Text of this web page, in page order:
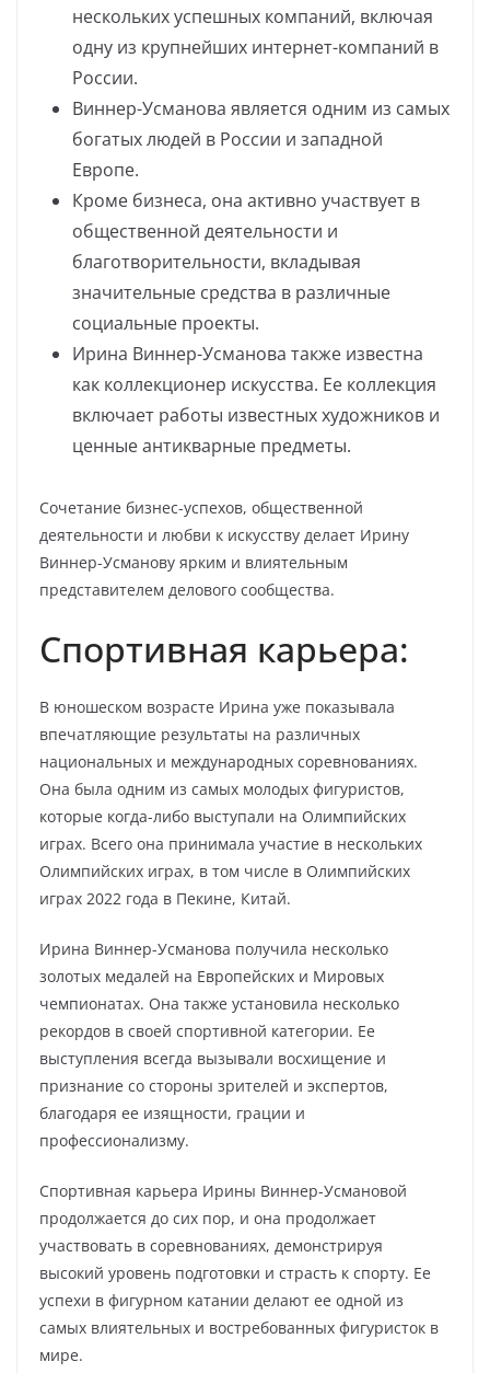
нескольких успешных компаний, включая
одну из крупнейших интернет-компаний в
России.
Виннер-Усманова является одним из самых
богатых людей в России и западной
Европе.
Кроме бизнеса, она активно участвует в
общественной деятельности и
благотворительности, вкладывая
значительные средства в различные
социальные проекты.
Ирина Виннер-Усманова также известна
как коллекционер искусства. Ее коллекция
включает работы известных художников и
ценные антикварные предметы.
Сочетание бизнес-успехов, общественной
деятельности и любви к искусству делает Ирину
Виннер-Усманову ярким и влиятельным
представителем делового сообщества.
Спортивная карьера:
В юношеском возрасте Ирина уже показывала
впечатляющие результаты на различных
национальных и международных соревнованиях.
Она была одним из самых молодых фигуристов,
которые когда-либо выступали на Олимпийских
играх. Всего она принимала участие в нескольких
Олимпийских играх, в том числе в Олимпийских
играх 2022 года в Пекине, Китай.
Ирина Виннер-Усманова получила несколько
золотых медалей на Европейских и Мировых
чемпионатах. Она также установила несколько
рекордов в своей спортивной категории. Ее
выступления всегда вызывали восхищение и
признание со стороны зрителей и экспертов,
благодаря ее изящности, грации и
профессионализму.
Спортивная карьера Ирины Виннер-Усмановой
продолжается до сих пор, и она продолжает
участвовать в соревнованиях, демонстрируя
высокий уровень подготовки и страсть к спорту. Ее
успехи в фигурном катании делают ее одной из
самых влиятельных и востребованных фигуристок в
мире.